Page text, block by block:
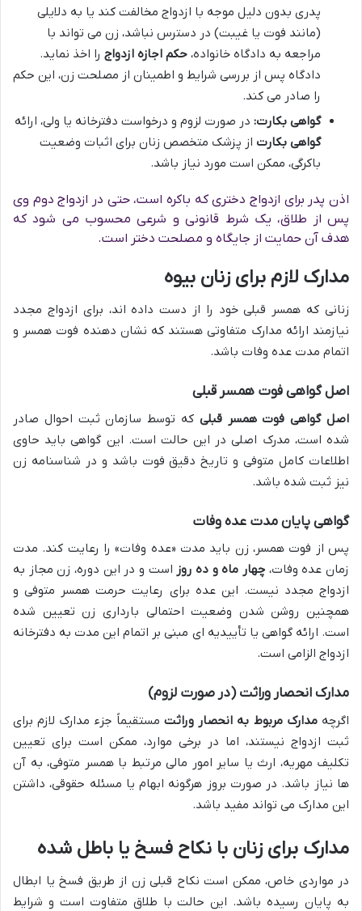
پدری بدون دلیل موجه با ازدواج مخالفت کند یا به دلایلی
(مانند فوت یا غیبت) در دسترس نباشد، زن می تواند با
مراجعه به دادگاه خانواده، حکم اجازه ازدواج را اخذ نماید.
دادگاه پس از بررسی شرایط و اطمینان از مصلحت زن، این حکم
را صادر می کند.
گواهی بکارت: در صورت لزوم و درخواست دفترخانه یا ولی، ارائه
گواهی بکارت از پزشک متخصص زنان برای اثبات وضعیت
باکرگی، ممکن است مورد نیاز باشد.
اذن پدر برای ازدواج دختری که باکره است، حتی در ازدواج دوم وی
پس از طلاق، یک شرط قانونی و شرعی محسوب می شود که
هدف آن حمایت از جایگاه و مصلحت دختر است.
مدارک لازم برای زنان بیوه
زنانی که همسر قبلی خود را از دست داده اند، برای ازدواج مجدد
نیازمند ارائه مدارک متفاوتی هستند که نشان دهنده فوت همسر و
اتمام مدت عده وفات باشد.
اصل گواهی فوت همسر قبلی
اصل گواهی فوت همسر قبلی که توسط سازمان ثبت احوال صادر
شده است، مدرک اصلی در این حالت است. این گواهی باید حاوی
اطلاعات کامل متوفی و تاریخ دقیق فوت باشد و در شناسنامه زن
نیز ثبت شده باشد.
گواهی پایان مدت عده وفات
پس از فوت همسر، زن باید مدت «عده وفات» را رعایت کند. مدت
زمان عده وفات، چهار ماه و ده روز است و در این دوره، زن مجاز به
ازدواج مجدد نیست. این عده برای رعایت حرمت همسر متوفی و
همچنین روشن شدن وضعیت احتمالی بارداری زن تعیین شده
است. ارائه گواهی یا تأییدیه ای مبنی بر اتمام این مدت به دفترخانه
ازدواج الزامی است.
مدارک انحصار وراثت (در صورت لزوم)
اگرچهمدارک مربوط به انحصار وراثت مستقیماً جزء مدارک لازم برای
ثبت ازدواج نیستند، اما در برخی موارد، ممکن است برای تعیین
تکلیف مهریه، ارث یا سایر امور مالی مرتبط با همسر متوفی، به آن
ها نیاز باشد. در صورت بروز هرگونه ابهام یا مسئله حقوقی، داشتن
این مدارک می تواند مفید باشد.
مدارک برای زنان با نکاح فسخ یا باطل شده
در مواردی خاص، ممکن است نکاح قبلی زن از طریق فسخ یا ابطال
به پایان رسیده باشد. این حالت با طلاق متفاوت است و شرایط